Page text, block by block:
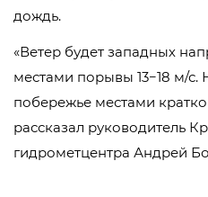
дождь.
«Ветер будет западных
местами порывы 13−18 м/
побережье местами
рассказал руководитель
гидрометцентра Андрей